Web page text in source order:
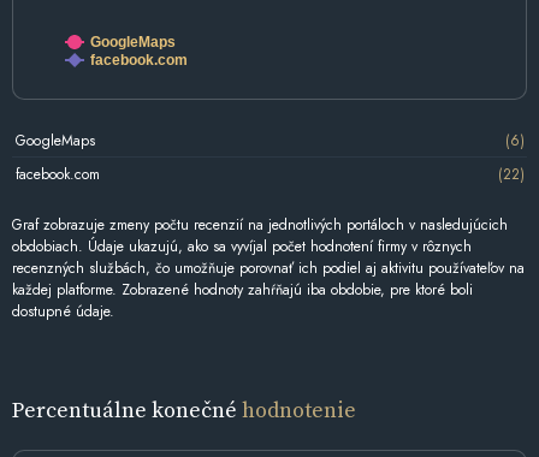
GoogleMaps
facebook.com
GoogleMaps
(6)
facebook.com
(22)
Graf zobrazuje zmeny počtu recenzií na jednotlivých portáloch v nasledujúcich
obdobiach. Údaje ukazujú, ako sa vyvíjal počet hodnotení firmy v rôznych
recenzných službách, čo umožňuje porovnať ich podiel aj aktivitu používateľov na
každej platforme. Zobrazené hodnoty zahŕňajú iba obdobie, pre ktoré boli
dostupné údaje.
Percentuálne konečné hodnotenie